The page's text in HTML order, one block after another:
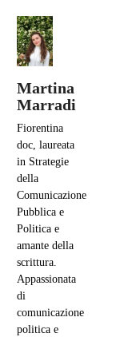
Martina
Marradi
Fiorentina
doc, laureata
in Strategie
della
Comunicazione
Pubblica e
Politica e
amante della
scrittura.
Appassionata
di
comunicazione
politica e